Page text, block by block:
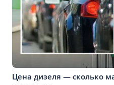
Цена дизеля — сколько